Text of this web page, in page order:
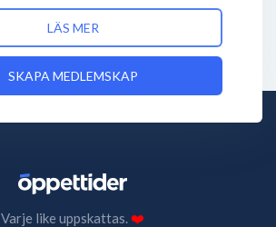
LÄS MER
SKAPA MEDLEMSKAP
Varje like uppskattas.❤️